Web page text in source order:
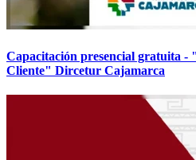
Capacitación presencial gratuita -
Cliente" Dircetur Cajamarca